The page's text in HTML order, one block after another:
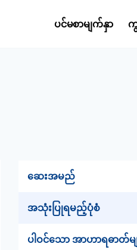
ပင်မစာမျက်နှာ
ဆေးအမည်
အသုံးပြုရမည့်ပုံစံ
ပါဝင်သော အာဟာရဓာတ်မျ